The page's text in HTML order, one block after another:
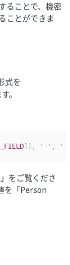
ることで、機密
ことができま
式を
。
] ) , '-' , '-'
」をご覧くださ
を「Person